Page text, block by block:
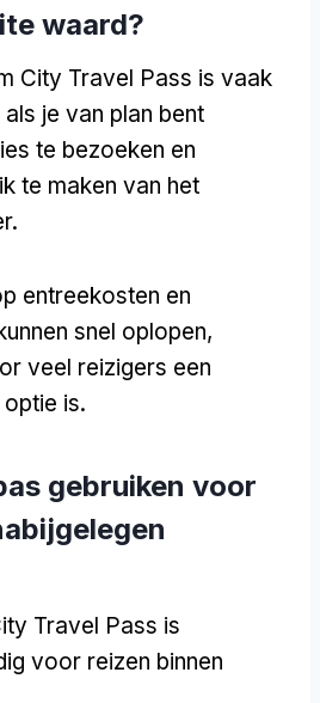
waard?
City Travel Pass is vaak
je van plan bent
te bezoeken en
te maken van het
entreekosten en
snel oplopen,
veel reizigers een
is.
gebruiken voor
Travel Pass is
voor reizen binnen